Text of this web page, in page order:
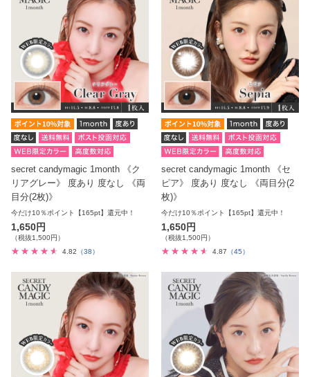
secret candymagic 1month 《ク
リアグレー》 度あり 度なし 《両
目分(2枚)》
今だけ10％ポイント【165pt】還元中！
1,650円
（税抜1,500円）
4.82 （38）
secret candymagic 1month 《セ
ピア》 度あり 度なし 《両目分(2
枚)》
今だけ10％ポイント【165pt】還元中！
1,650円
（税抜1,500円）
4.87
（45）